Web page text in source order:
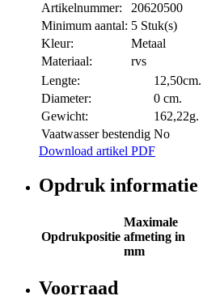
Artikelnummer:
20620500
Minimum aantal: 5 Stuk(s)
Kleur:
Metaal
Materiaal:
rvs
Lengte:
12,50cm.
Diameter:
0 cm.
Gewicht:
162,22g.
Vaatwasser bestendig No
Download artikel PDF
Opdruk informatie
Opdrukpositie
Maximale
afmeting in
mm
Voorraad